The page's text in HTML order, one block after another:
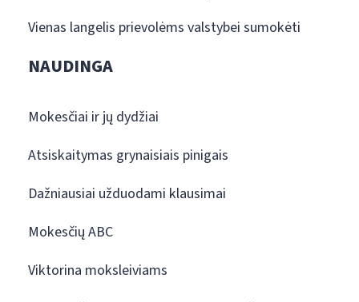
Vienas langelis prievolėms valstybei sumokėti
NAUDINGA
Mokesčiai ir jų dydžiai
Atsiskaitymas grynaisiais pinigais
Dažniausiai užduodami klausimai
Mokesčių ABC
Viktorina moksleiviams